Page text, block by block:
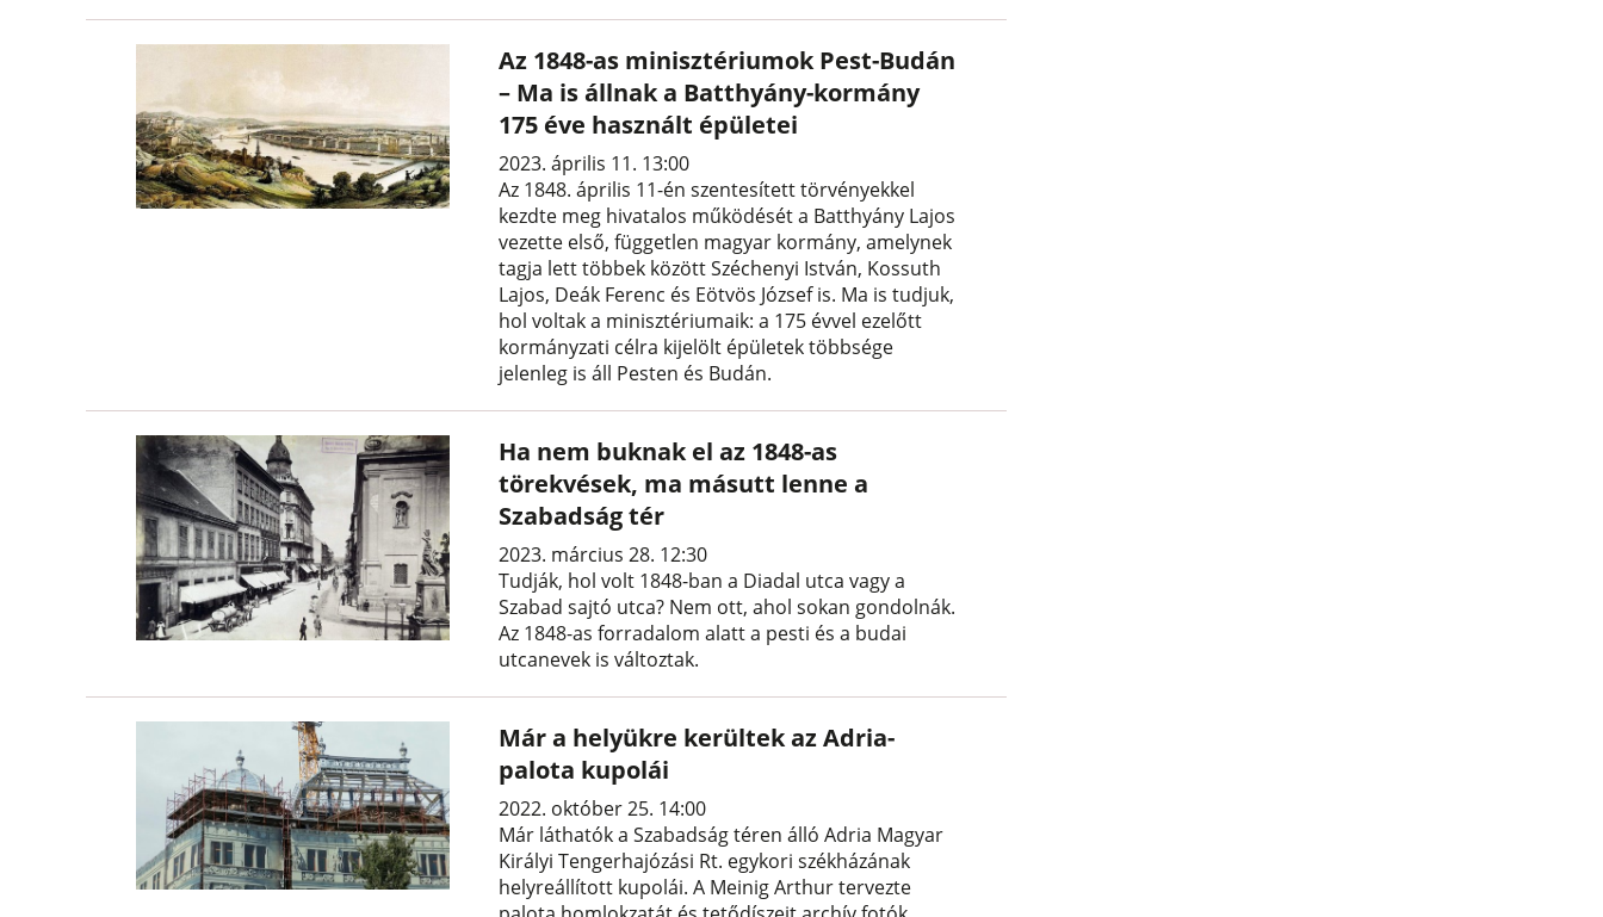
Az 1848-as minisztériumok Pest-Budán
– Ma is állnak a Batthyány-kormány
175 éve használt épületei
2023. április 11. 13:00
Az 1848. április 11-én szentesített törvényekkel
kezdte meg hivatalos működését a Batthyány Lajos
vezette első, független magyar kormány, amelynek
tagja lett többek között Széchenyi István, Kossuth
Lajos, Deák Ferenc és Eötvös József is. Ma is tudjuk,
hol voltak a minisztériumaik: a 175 évvel ezelőtt
kormányzati célra kijelölt épületek többsége
jelenleg is áll Pesten és Budán.
Ha nem buknak el az 1848-as
törekvések, ma másutt lenne a
Szabadság tér
2023. március 28. 12:30
Tudják, hol volt 1848-ban a Diadal utca vagy a
Szabad sajtó utca? Nem ott, ahol sokan gondolnák.
Az 1848-as forradalom alatt a pesti és a budai
utcanevek is változtak.
Már a helyükre kerültek az Adria-
palota kupolái
2022. október 25. 14:00
Már láthatók a Szabadság téren álló Adria Magyar
Királyi Tengerhajózási Rt. egykori székházának
helyreállított kupolái. A Meinig Arthur tervezte